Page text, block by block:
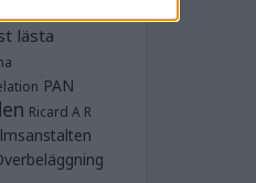
lästa
PAN
Ricard A R